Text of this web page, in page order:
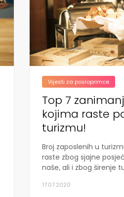
Vijesti za posloprimce
Top 7
kojima raste
turizmu!
Broj zaposlenih u
raste zbog sjajne
naše, ali i zbog širenje
17.07.2020